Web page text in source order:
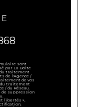
sont
par La Boite
traitement
de l'Agence /
de vos
du traitement
/ du Réseau.
de suppression
libertés »,